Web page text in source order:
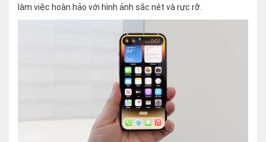
làm việc hoàn hảo với hình ảnh sắc nét và rực rỡ.